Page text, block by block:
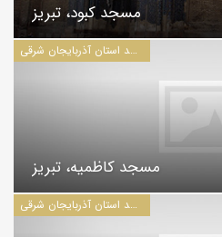
مسجد کبود، تبريز
مساجد استان آذربايجان شرقی
مسجد کاظميه، تبريز
مساجد استان آذربايجان شرقی